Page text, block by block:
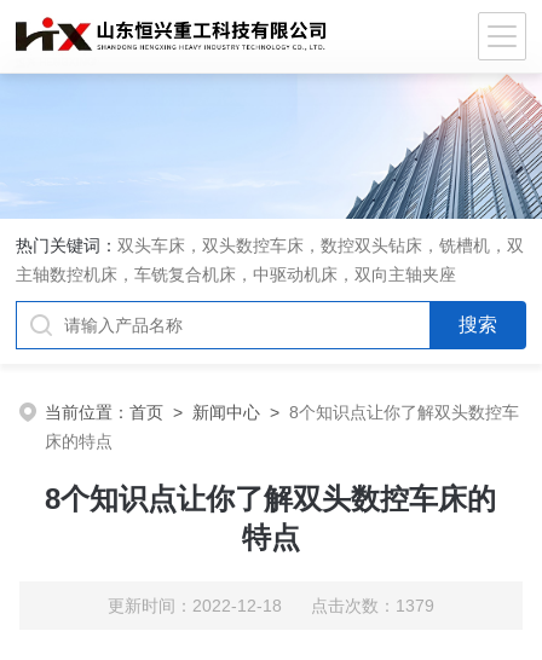
热门关键词：双头车床，双头数控车床，数控双头钻床，铣槽机，双
主轴数控机床，车铣复合机床，中驱动机床，双向主轴夹座
当前位置：首页 > 新闻中心 >8个知识点让你了解双头数控车
床的特点
8个知识点让你了解双头数控车床的
特点
更新时间：2022-12-18 点击次数：1379